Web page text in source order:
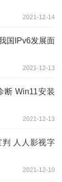
2021-12-14
国IPv6发展面
2021-12-13
断 Win11安装
2021-12-13
判 人人影视字
2021-12-10